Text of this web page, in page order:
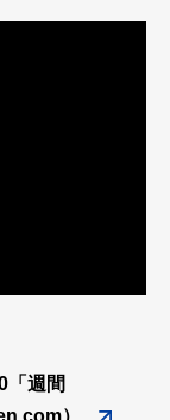
「週間
）